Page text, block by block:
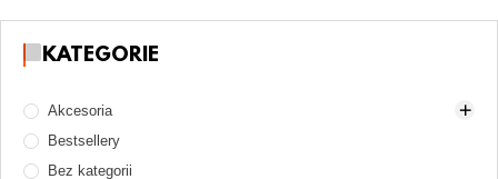
KATEGORIE
Akcesoria
Akcesoria do rozpalania węgli
Gaz i naboje gazowe
Części zamienne
Bestsellery
Bez kategorii